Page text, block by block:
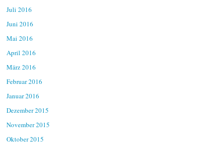
Juli 2016
Juni 2016
Mai 2016
April 2016
März 2016
Februar 2016
Januar 2016
Dezember 2015
November 2015
Oktober 2015